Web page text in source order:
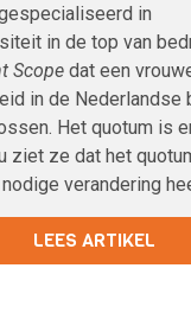
in
in de top van
Scope dat een
in de Nederlandse
Het quotum is
ziet ze dat het
verandering
LEES ARTIKEL